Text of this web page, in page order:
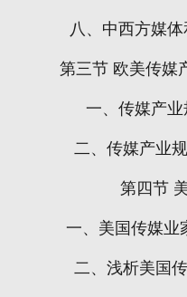
八、中西方媒
第三节 欧美传媒
一、传媒产
二、传媒产业
第四节
一、美国传媒业
二、浅析美国